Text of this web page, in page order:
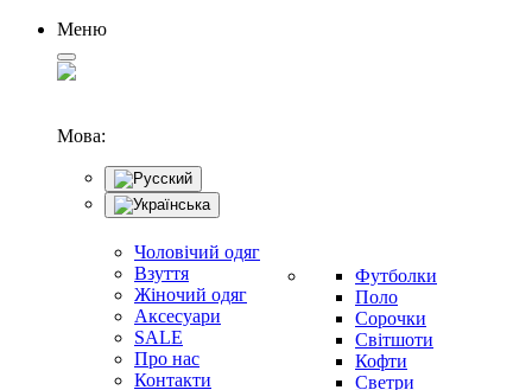
Меню
Мова:
Чоловічий одяг
Взуття
Жіночий одяг
Аксесуари
SALE
Про нас
Контакти
Футболки
Поло
Сорочки
Світшоти
Кофти
Светри